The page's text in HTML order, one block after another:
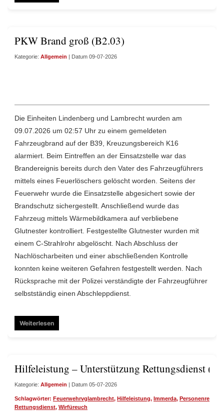
PKW Brand groß (B2.03)
Kategorie: Allgemein | Datum 09-07-2026
Die Einheiten Lindenberg und Lambrecht wurden am
09.07.2026 um 02:57 Uhr zu einem gemeldeten
Fahrzeugbrand auf der B39, Kreuzungsbereich K16
alarmiert. Beim Eintreffen an der Einsatzstelle war das
Brandereignis bereits durch den Vater des Fahrzeugführers
mittels eines Feuerlöschers gelöscht worden. Seitens der
Feuerwehr wurde die Einsatzstelle abgesichert sowie der
Brandschutz sichergestellt. Anschließend wurde das
Fahrzeug mittels Wärmebildkamera auf verbliebene
Glutnester kontrolliert. Festgestellte Glutnester wurden mit
einem C-Strahlrohr abgelöscht. Nach Abschluss der
Nachlöscharbeiten und einer abschließenden Kontrolle
konnten keine weiteren Gefahren festgestellt werden. Nach
Rücksprache mit der Polizei verständigte der Fahrzeugführer
selbstständig einen Abschleppdienst.
Weiterlesen
Hilfeleistung – Unterstützung Rettungsdienst
Kategorie: Allgemein | Datum 05-07-2026
Schlagwörter: Feuerwehrvglambrecht, Hilfeleistung, Immerda, Personenrettung
Rettungsdienst, Wirfüreuch